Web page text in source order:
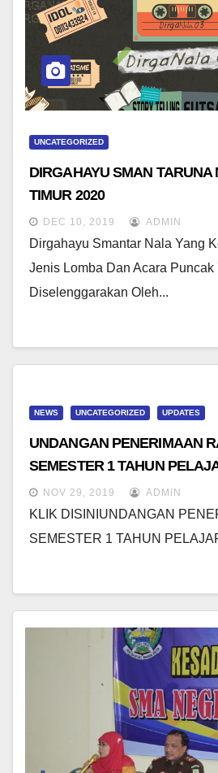
UNCATEGORIZED
DIRGAHAYU SMAN TARUNA
TIMUR 2020
DEC 10, 2019 ADMIN
Dirgahayu Smantar Nala Yang
Jenis Lomba Dan Acara Puncak
Diselenggarakan Oleh...
NEWS UNCATEGORIZED UPDATES
UNDANGAN PENERIMAAN
SEMESTER 1 TAHUN
NOV 29, 2019 ADMIN
KLIK DISINIUNDANGAN
SEMESTER 1 TAHUN